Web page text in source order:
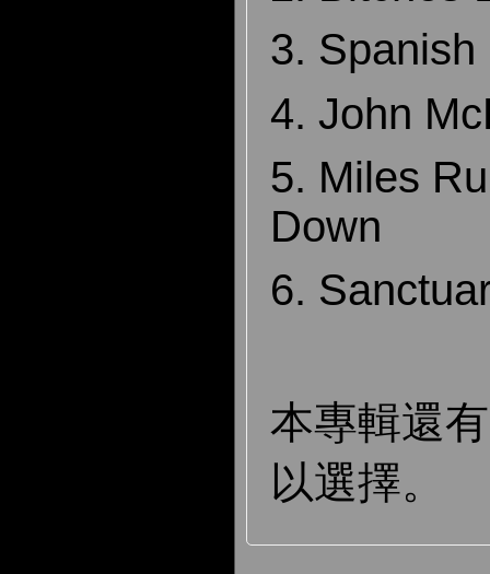
3. Spanish
4. John
5. Miles
Down
6.
本專輯還
以選擇。